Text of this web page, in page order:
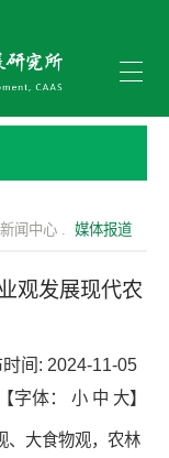
新闻中心 . 媒体报道
观发展现代农
间: 2024-11-05
【字体： 小 中 大】
、大食物观，农林